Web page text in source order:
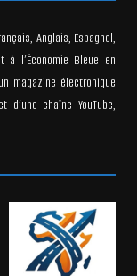
Anglais, Espagnol,
l’Économie Bleue en
magazine électronique
chaîne YouTube,